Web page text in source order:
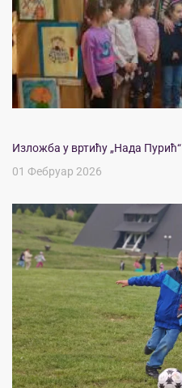
Изложба у вртићу „Нада Пурић“
01 Фебруар 2026